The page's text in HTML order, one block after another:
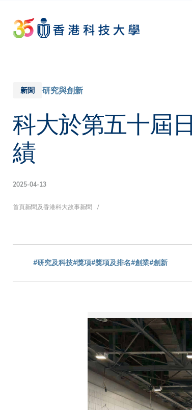
main
content
新聞 研究與創新
科大於第五十屆
績
2025-04-13
導
航
首頁新聞及香港科大故事新聞
#研究及科技#獎項#獎項及排名#創業#創新